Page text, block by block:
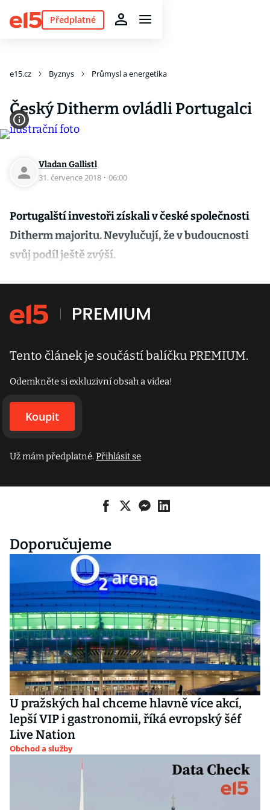
Předplatné
e15.cz Byznys Průmysl a energetika
Český Ditherm ovládli Portugalci
Vladan Gallistl
31. července 2018 · 06:00
Portugalští investoři získali v české společnosti
Ditherm majoritu. Nevylučují, že v budoucnosti
svůj podíl ještě zvýší.
Tento článek je součástí balíčku PREMIUM.
Odemkněte si exkluzivní obsah a videa!
Koupit
Už mám předplatné.Přihlásit se
Doporučujeme
U pražských hal chceme hlavně více akcí,
lepší VIP i gastronomii, říká evropský šéf
Live Nation
Obchod a služby